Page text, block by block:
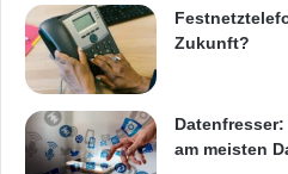
vollständige
Übereinstimmung mit
die Informationen direkt
bekommen.“
Zukunft?
am meisten